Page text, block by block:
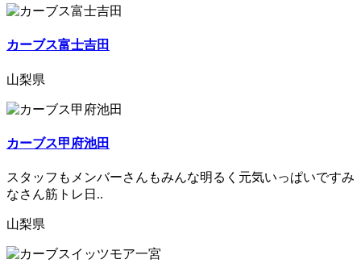
カーブス富士吉田
山梨県
カーブス甲府池田
スタッフもメンバーさんもみんな明るく元気いっぱいですみ
なさん筋トレ日..
山梨県